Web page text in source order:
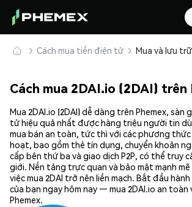
Cách mua tiền điện tử
Cách mua 2DAI.io (2DAI) trên
Mua 2DAI.io (2DAI) dễ dàng trên Phemex, sàn
tử hiệu quả nhất được hàng triệu người tin
mua bán an toàn, tức thì với các phương
hoạt, bao gồm thẻ tín dụng, chuyển khoản
cấp bên thứ ba và giao dịch P2P, có thể truy
giới. Nền tảng trực quan và bảo mật mạnh mẽ
việc mua 2DAI trở nên liền mạch. Bắt đầu
của bạn ngay hôm nay — mua 2DAI.io an
Phemex.